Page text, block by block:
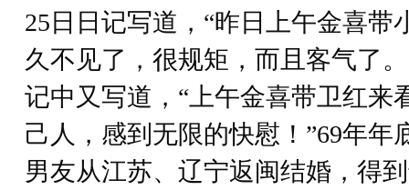
25日日记写道，“昨日上午金喜带
久不见了，很规矩，而且客气了
记中又写道，“上午金喜带卫红来
己人，感到无限的快慰！”69年年
男友从江苏、辽宁返闽结婚，得